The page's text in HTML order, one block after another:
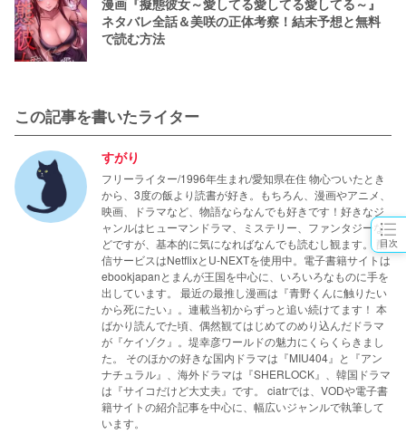
目次
漫画『擬態彼女～愛してる愛してる愛してる～』
ネタバレ全話＆美咲の正体考察！結末予想と無料
で読む方法
この記事を書いたライター
すがり
フリーライター/1996年生まれ/愛知県在住 物心ついたとき
から、3度の飯より読書が好き。もちろん、漫画やアニメ、
映画、ドラマなど、物語ならなんでも好きです！好きなジ
ャンルはヒューマンドラマ、ミステリー、ファンタジーな
どですが、基本的に気になればなんでも読むし観ます。 配
信サービスはNetflixとU-NEXTを使用中。電子書籍サイトは
ebookjapanとまんが王国を中心に、いろいろなものに手を
出しています。 最近の最推し漫画は『青野くんに触りたい
から死にたい』。連載当初からずっと追い続けてます！ 本
ばかり読んでた頃、偶然観てはじめてのめり込んだドラマ
が『ケイゾク』。堤幸彦ワールドの魅力にくらくらきまし
た。 そのほかの好きな国内ドラマは『MIU404』と『アン
ナチュラル』、海外ドラマは『SHERLOCK』、韓国ドラマ
は『サイコだけど大丈夫』です。 ciatrでは、VODや電子書
籍サイトの紹介記事を中心に、幅広いジャンルで執筆して
います。